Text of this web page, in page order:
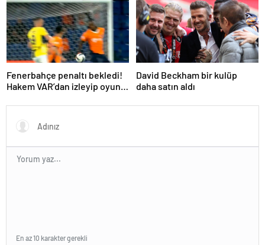
Fenerbahçe penaltı bekledi!
Hakem VAR’dan izleyip oyunu
David Beckham bir kulüp
daha satın aldı
En az 10 karakter gerekli